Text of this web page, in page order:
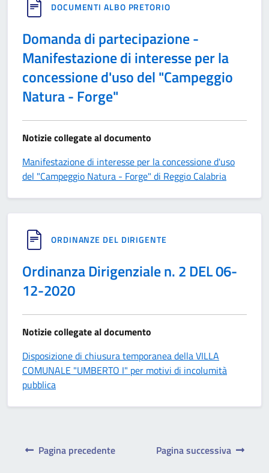
DOCUMENTI ALBO PRETORIO
Domanda di partecipazione -
Manifestazione di interesse per la
concessione d'uso del "Campeggio
Natura - Forge"
Notizie collegate al documento
Manifestazione di interesse per la concessione d'uso
del "Campeggio Natura - Forge" di Reggio Calabria
ORDINANZE DEL DIRIGENTE
Ordinanza Dirigenziale n. 2 DEL 06-
12-2020
Notizie collegate al documento
Disposizione di chiusura temporanea della VILLA
COMUNALE "UMBERTO I" per motivi di incolumità
pubblica
Pagina precedente Pagina successiva